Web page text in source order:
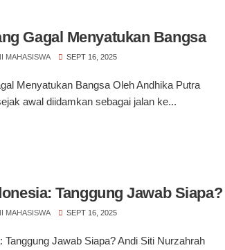
Gagal Menyatukan Bangsa
MAHASISWA SEPT 16, 2025
Menyatukan Bangsa Oleh Andhika Putra
awal diidamkan sebagai jalan ke...
Tanggung Jawab Siapa?
MAHASISWA SEPT 16, 2025
Tanggung Jawab Siapa? Andi Siti Nurzahrah